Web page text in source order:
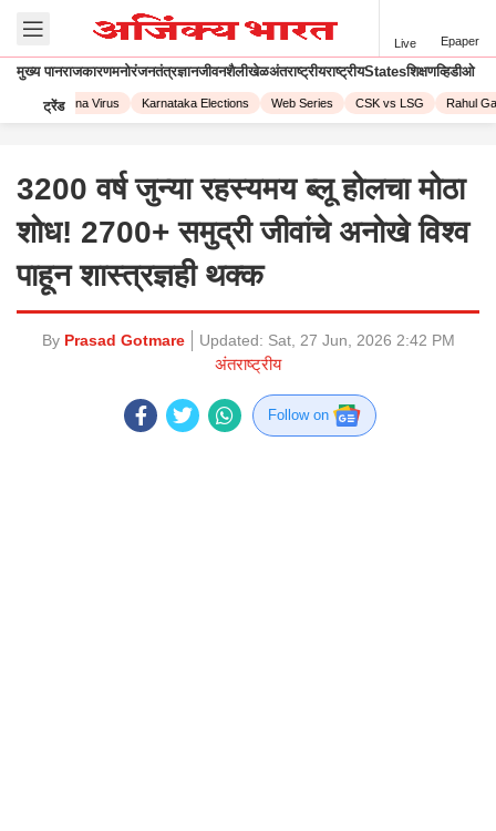
Live Epaper
मुख्य पानराजकारणमनोरंजनतंत्रज्ञानजीवनशैलीखेळअंतराष्ट्रीयराष्ट्रीयStatesशिक्षणव्हिडीओ
ट्रेंड
Corona Virus Karnataka Elections Web Series CSK vs LSG Rahul
3200 वर्ष जुन्या रहस्यमय ब्लू होलचा मोठा
शोध! 2700+ समुद्री जीवांचे अनोखे विश्व
पाहून शास्त्रज्ञही थक्क
By Prasad Gotmare Updated: Sat, 27 Jun, 2026 2:42 PM
अंतराष्ट्रीय
Follow on